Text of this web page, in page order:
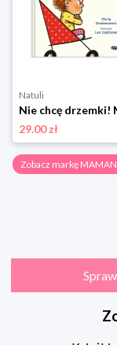
Natuli
29.00 zł
Zobacz markę